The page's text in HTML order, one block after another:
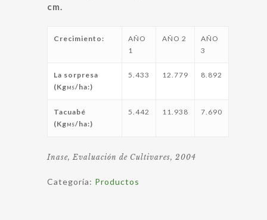
cm.
Crecimiento:
AÑO
1
AÑO 2
AÑO
3
La sorpresa
(Kg MS/ha:)
5.433 12.779 8.892
Tacuabé
(Kg MS/ha:)
5.442 11.938 7.690
Inase, Evaluación de Cultivares, 2004
Categoría: Productos